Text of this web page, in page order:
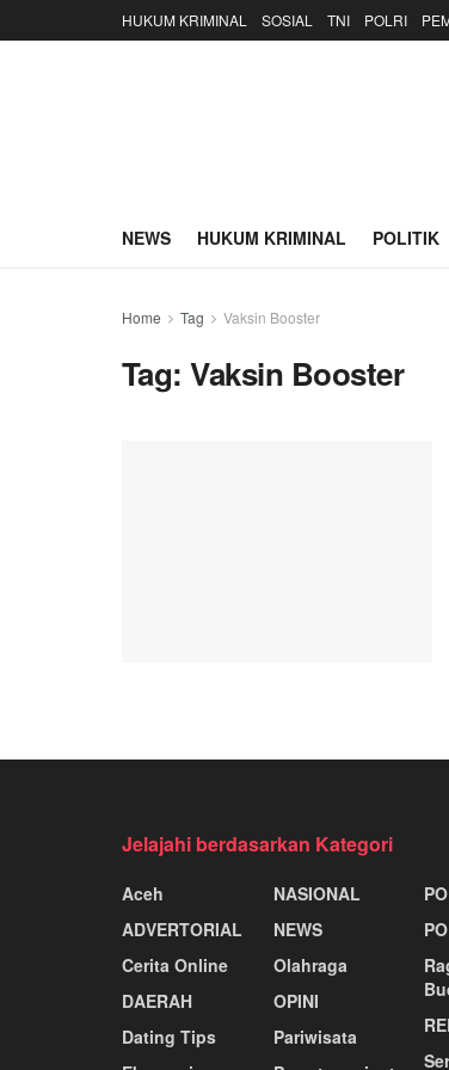
HUKUM KRIMINAL SOSIAL TNI POLRI
NEWS HUKUM KRIMINAL POLITIK
Home Tag Vaksin Booster
Tag:Vaksin Booster
Jelajahi berdasarkan Kategori
Aceh
ADVERTORIAL
Cerita Online
DAERAH
Dating Tips
NASIONAL
NEWS
Olahraga
OPINI
Pariwisata